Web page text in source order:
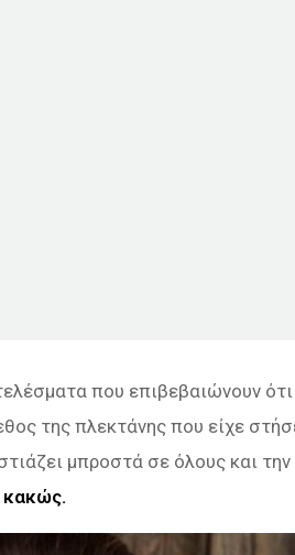
που επιβεβαιώνουν ότι
της πλεκτάνης που είχε
μπροστά σε όλους και την
κακώς.